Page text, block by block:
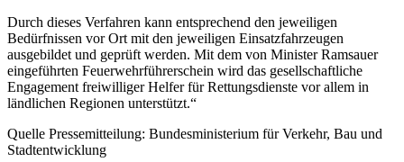
Durch dieses Verfahren kann entsprechend den jeweiligen
Bedürfnissen vor Ort mit den jeweiligen Einsatzfahrzeugen
ausgebildet und geprüft werden. Mit dem von Minister Ramsauer
eingeführten Feuerwehrführerschein wird das gesellschaftliche
Engagement freiwilliger Helfer für Rettungsdienste vor allem in
ländlichen Regionen unterstützt.“
Quelle Pressemitteilung: Bundesministerium für Verkehr, Bau und
Stadtentwicklung